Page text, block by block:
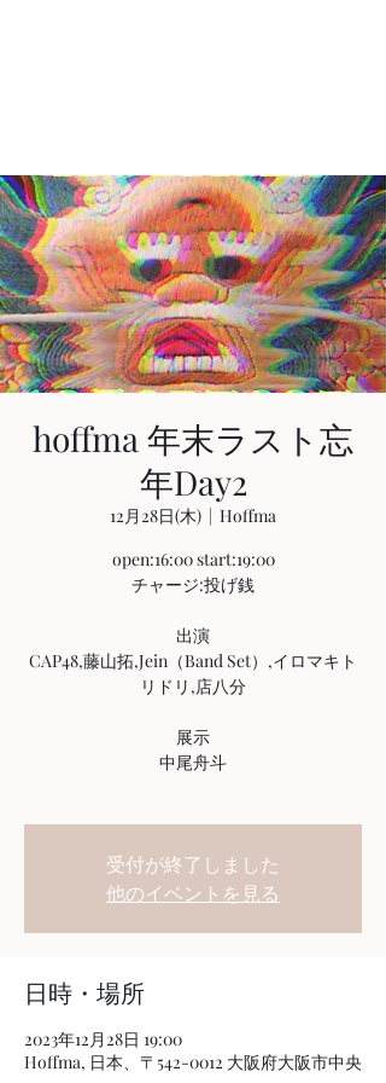
hoffma 年末ラスト忘
年Day2
12月28日(木)
  |
Hoffma
open:16:00 start:19:00
チャージ:投げ銭
出演
CAP48,藤山拓,Jein（Band Set）,イロマキト
リドリ,店八分
展示
中尾舟斗
受付が終了しました
他のイベントを見る
日時・場所
2023年12月28日 19:00
Hoffma, 日本、〒542-0012 大阪府大阪市中央